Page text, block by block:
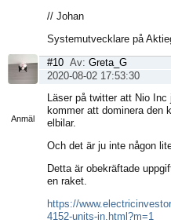
// Johan
Systemutvecklare på
Anmäl
#10 Av: Greta_G
2020-08-02 17:53:30
Läser på twitter att Nio
kommer att dominera den
elbilar.
Och det är ju inte någon
Detta är obekräftade
en raket.
https://
4152-units-in.html?m=1